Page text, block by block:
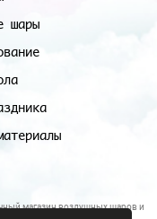
шары
магазин воздушных шаров и